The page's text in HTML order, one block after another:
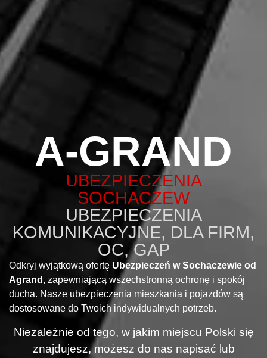
A-GRAND
UBEZPIECZENIA
SOCHACZEW
UBEZPIECZENIA
KOMUNIKACYJNE, DLA FIRM,
OC, GAP
Odkryj wyjątkową ofertę Ubezpieczeń w Sochaczewie od
Agrand , zapewniającą wszechstronną ochronę i spokój
ducha. Nasze ubezpieczenia mieszkania i pojazdów są
dostosowane do Twoich indywidualnych potrzeb.
Niezależnie od tego, w jakim miejscu Polski się
znajdujesz, możesz do nas napisać lub